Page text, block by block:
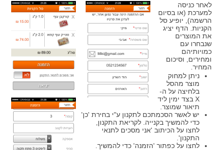
לאחר כניסה
למערכת (או בסיום
הרשמה), יופיע סל
הקניות. הדף יציג
את המוצרים
שנבחרו עם
כמויותיהם
ומחירים, וסיכום
המחיר.
ניתן למחוק
מוצר מהסל
בלחיצה על ה-
X בצד ימין ליד
תיאור שמוצר.
יש לאשר הסכמתכם לתקנון ע"י בחירת 'כן'
כדי להמשיך בקנייה. לקריאת התקנון,
לחצו על הכיתוב 'אני מסכים לתנאי
התקנון'.
לחצו על כפתור 'הזמנה' כדי להמשיך.